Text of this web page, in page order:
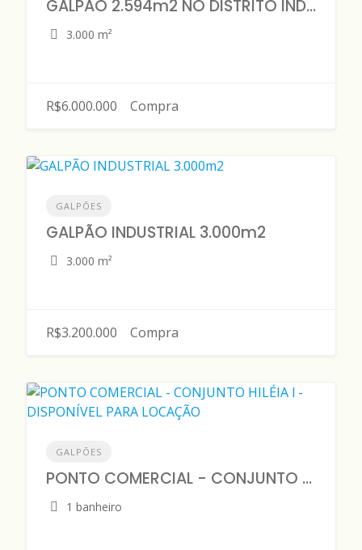
GALPÃO 2.594m2 NO DISTRITO INDRUSTRIAL 1 – DISPONÍVEL PARA VENDA
3.000 m²
R$6.000.000 Compra
GALPÕES
GALPÃO INDUSTRIAL 3.000m2
3.000 m²
R$3.200.000 Compra
GALPÕES
PONTO COMERCIAL - CONJUNTO HILÉIA l - DISPONÍVEL PARA LOCAÇÃO
1 banheiro